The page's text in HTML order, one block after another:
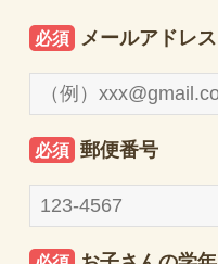
必須 メールアドレス
必須 郵便番号